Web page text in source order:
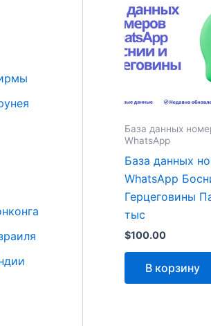
База данных
WhatsApp
База данных
WhatsApp
Герцеговины
тыс
$100.00
В корзину